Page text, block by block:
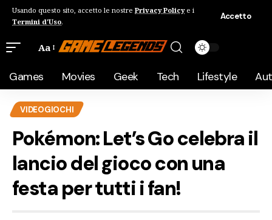
Usando questo sito, accetto le nostre Privacy Policye i
Termini d'Uso.
Accetto
Aa
Games Movies Geek Tech Lifestyle
VIDEOGIOCHI
Pokémon: Let’s Go celebra il
lancio del gioco con una
festa per tutti i fan!